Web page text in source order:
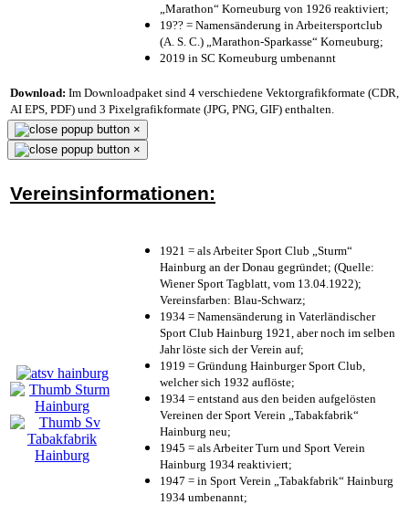
„Marathon“ Korneuburg von 1926 reaktiviert;
19?? = Namensänderung in Arbeitersportclub
(A. S. C.) „Marathon-Sparkasse“ Korneuburg;
2019 in SC Korneuburg umbenannt
Download: Im Downloadpaket sind 4 verschiedene Vektorgrafikformate (CDR,
AI EPS, PDF) und 3 Pixelgrafikformate (JPG, PNG, GIF) enthalten.
×
×
Vereinsinformationen:
1921 = als Arbeiter Sport Club „Sturm“
Hainburg an der Donau gegründet; (Quelle:
Wiener Sport Tagblatt, vom 13.04.1922);
Vereinsfarben: Blau-Schwarz;
1934 = Namensänderung in Vaterländischer
Sport Club Hainburg 1921, aber noch im selben
Jahr löste sich der Verein auf;
1919 = Gründung Hainburger Sport Club,
welcher sich 1932 auflöste;
1934 = entstand aus den beiden aufgelösten
Vereinen der Sport Verein „Tabakfabrik“
Hainburg neu;
1945 = als Arbeiter Turn und Sport Verein
Hainburg 1934 reaktiviert;
1947 = in Sport Verein „Tabakfabrik“ Hainburg
1934 umbenannt;